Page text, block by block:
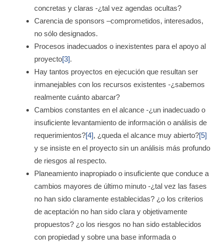
concretas y claras -¿tal vez agendas ocultas?
Carencia de sponsors –comprometidos, interesados,
no sólo designados.
Procesos inadecuados o inexistentes para el apoyo al
proyecto[3].
Hay tantos proyectos en ejecución que resultan ser
inmanejables con los recursos existentes -¿sabemos
realmente cuánto abarcar?
Cambios constantes en el alcance -¿un inadecuado o
insuficiente levantamiento de información o análisis de
requerimientos?[4], ¿queda el alcance muy abierto?[5]
y se insiste en el proyecto sin un análisis más profundo
de riesgos al respecto.
Planeamiento inapropiado o insuficiente que conduce a
cambios mayores de último minuto -¿tal vez las fases
no han sido claramente establecidas? ¿o los criterios
de aceptación no han sido clara y objetivamente
propuestos? ¿o los riesgos no han sido establecidos
con propiedad y sobre una base informada o